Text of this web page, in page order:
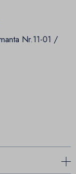
Nr.11-01 /